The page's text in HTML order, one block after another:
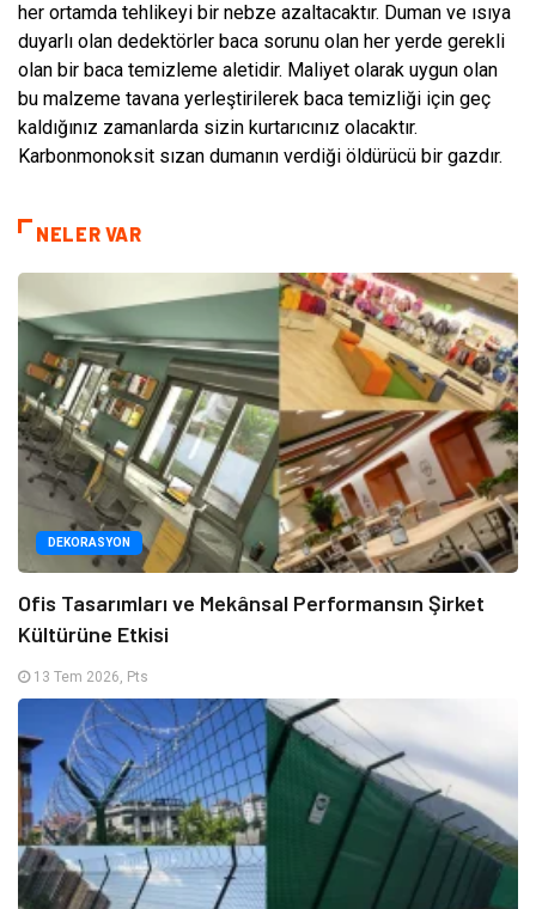
her ortamda tehlikeyi bir nebze azaltacaktır. Duman ve ısıya
duyarlı olan dedektörler baca sorunu olan her yerde gerekli
olan bir baca temizleme aletidir. Maliyet olarak uygun olan
bu malzeme tavana yerleştirilerek baca temizliği için geç
kaldığınız zamanlarda sizin kurtarıcınız olacaktır.
Karbonmonoksit sızan dumanın verdiği öldürücü bir gazdır.
NELER VAR
DEKORASYON
Ofis Tasarımları ve Mekânsal Performansın Şirket
Kültürüne Etkisi
13 Tem 2026, Pts